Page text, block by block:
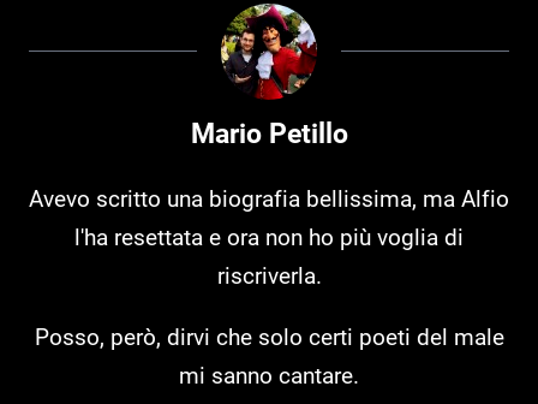
Mario Petillo
Avevo scritto una biografia bellissima, ma Alfio
l'ha resettata e ora non ho più voglia di
riscriverla.
Posso, però, dirvi che solo certi poeti del male
mi sanno cantare.